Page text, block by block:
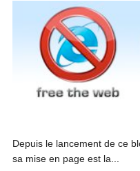
Depuis le lancement de ce
sa mise en page est la...